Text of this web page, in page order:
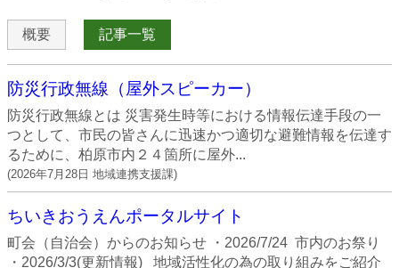
概要 記事一覧
防災行政無線（屋外スピーカー）
防災行政無線とは 災害発生時等における情報伝達手段の一
つとして、市民の皆さんに迅速かつ適切な避難情報を伝達す
るために、柏原市内２４箇所に屋外...
(2026年7月28日 地域連携支援課)
ちいきおうえんポータルサイト
町会（自治会）からのお知らせ ・2026/7/24 市内のお祭り
・2026/3/3(更新情報) 地域活性化の為の取り組みをご紹介